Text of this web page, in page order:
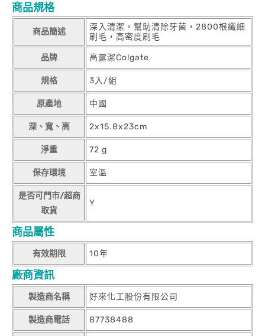
商品規格
商品簡述
深入清潔，幫助清除牙菌，2800根纖細
刷毛，高密度刷毛
品牌 高露潔Colgate
規格 3入/組
原產地 中國
深、寬、高 2x15.8x23cm
淨重 72 g
保存環境 室溫
是否可門市/超商
取貨
Y
商品屬性
有效期限 10年
廠商資訊
製造商名稱 好來化工股份有限公司
製造商電話 87738488